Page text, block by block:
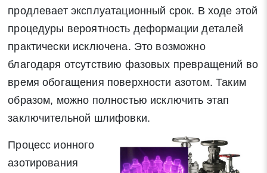
продлевает эксплуатационный срок. В ходе этой
процедуры вероятность деформации деталей
практически исключена. Это возможно
благодаря отсутствию фазовых превращений во
время обогащения поверхности азотом. Таким
образом, можно полностью исключить этап
заключительной шлифовки.
Процесс ионного
азотирования